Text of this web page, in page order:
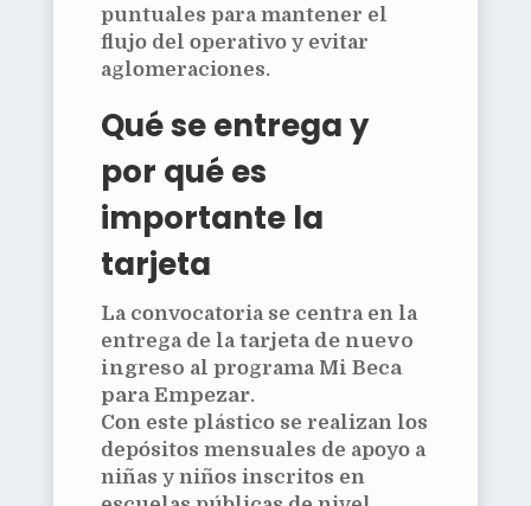
puntuales para mantener el
flujo del operativo y evitar
aglomeraciones.
Qué se entrega y
por qué es
importante la
tarjeta
La convocatoria se centra en la
entrega de la tarjeta de nuevo
ingreso al programa Mi Beca
para Empezar.
Con este plástico se realizan los
depósitos mensuales de apoyo a
niñas y niños inscritos en